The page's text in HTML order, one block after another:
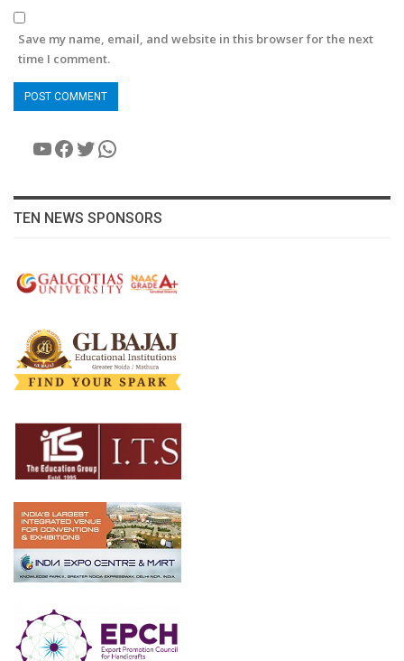
Save my name, email, and website in this browser for the next
time I comment.
YouTube
Facebook
Twitter
WhatsApp
TEN NEWS SPONSORS